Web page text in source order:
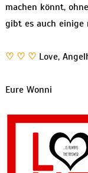
machen könnt,
gibt es auch einige
♡ ♡ ♡ Love,
Eure Wonni